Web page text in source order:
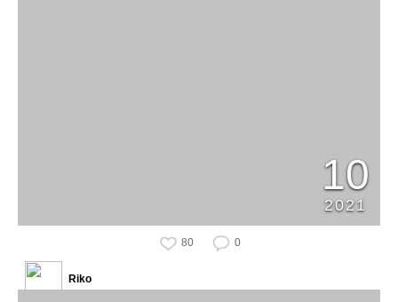
10
2021
80 0
Riko